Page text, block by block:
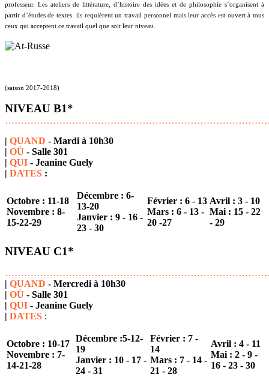
professeur. Les ateliers de littérature, d’histoire des idées et de philosophie s’organisent à
partir d’études de textes. ils requièrent un travail personnel mais leur accès est ouvert à tous
ceux qui acceptent ce travail quel que soit leur niveau.
(saison 2017-2018)
NIVEAU B1*
| QUAND - Mardi à 10h30
| OÙ - Salle 301
| QUI - Jeanine Guely
| DATES :
Octobre : 11-18
Novembre : 8-
15-22-29
Décembre : 6-
13-20
Janvier : 9 - 16 -
23 - 30
Février : 6 - 13
Mars : 6 - 13 -
20 -27
Avril : 3 - 10
Mai : 15 - 22
- 29
NIVEAU C1*
| QUAND - Mercredi à 10h30
| OÙ - Salle 301
| QUI - Jeanine Guely
| DATES :
Octobre : 10-17
Novembre : 7-
14-21-28
Décembre :5-12-
19
Janvier : 10 - 17 -
24 - 31
Février : 7 -
14
Mars : 7 - 14 -
21 - 28
Avril : 4 - 11
Mai : 2 - 9 -
16 - 23 - 30